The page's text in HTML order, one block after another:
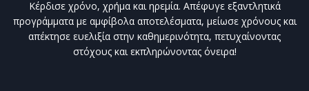
Κέρδισε χρόνο, χρήμα και ηρεμία. Απέφυγε εξαντλητικά
προγράμματα με αμφίβολα αποτελέσματα, μείωσε χρόνους και
απέκτησε ευελιξία στην καθημερινότητα, πετυχαίνοντας
στόχους και εκπληρώνοντας όνειρα!